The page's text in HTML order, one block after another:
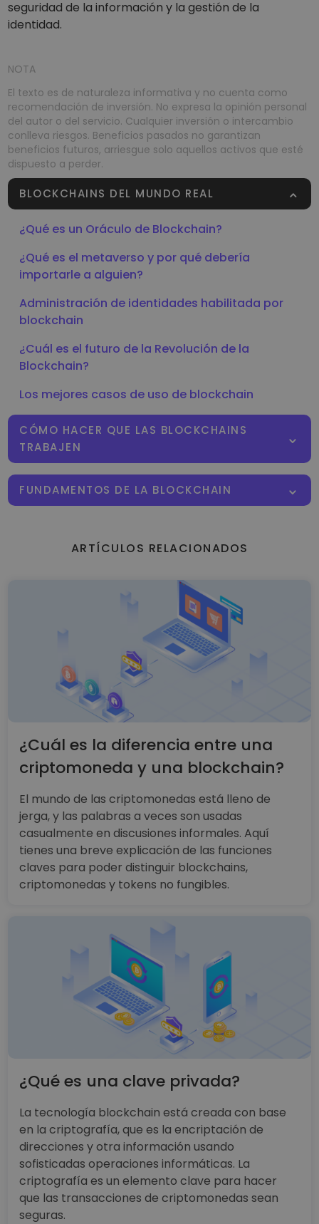
seguridad de la información y la gestión de la
identidad.
NOTA
El texto es de naturaleza informativa y no cuenta como
recomendación de inversión. No expresa la opinión personal
del autor o del servicio. Cualquier inversión o intercambio
conlleva riesgos. Beneficios pasados no garantizan
beneficios futuros, arriesgue solo aquellos activos que esté
dispuesto a perder.
BLOCKCHAINS DEL MUNDO REAL
¿Qué es un Oráculo de Blockchain?
¿Qué es el metaverso y por qué debería
importarle a alguien?
Administración de identidades habilitada por
blockchain
¿Cuál es el futuro de la Revolución de la
Blockchain?
Los mejores casos de uso de blockchain
CÓMO HACER QUE LAS BLOCKCHAINS
TRABAJEN
FUNDAMENTOS DE LA BLOCKCHAIN
ARTÍCULOS RELACIONADOS
¿Cuál es la diferencia entre una
criptomoneda y una blockchain?
El mundo de las criptomonedas está lleno de
jerga, y las palabras a veces son usadas
casualmente en discusiones informales. Aquí
tienes una breve explicación de las funciones
claves para poder distinguir blockchains,
criptomonedas y tokens no fungibles.
¿Qué es una clave privada?
La tecnología blockchain está creada con base
en la criptografía, que es la encriptación de
direcciones y otra información usando
sofisticadas operaciones informáticas. La
criptografía es un elemento clave para hacer
que las transacciones de criptomonedas sean
seguras.